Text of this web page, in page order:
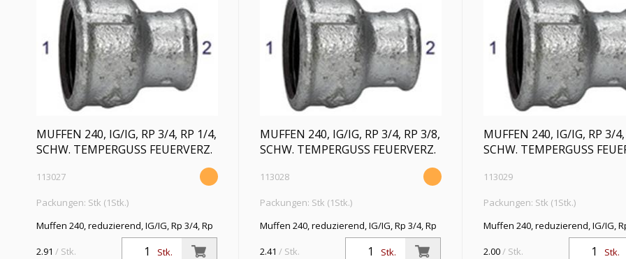
MUFFEN 240, IG/IG, RP 3/4, RP 1/4,
SCHW. TEMPERGUSS FEUERVERZ.
113027
Packungen: Stk (1Stk.)
Muffen 240, reduzierend, IG/IG, Rp 3/4, Rp
1/4, Betriebstemp. -20 °C bis 300 °C,
schwarzer Temperguss, feuerverzinkt, DIN
Stk.
2.91 / Stk.
MUFFEN 240, IG/IG, RP 3/4, RP 3/8,
SCHW. TEMPERGUSS FEUERVERZ.
113028
Packungen: Stk (1Stk.)
Muffen 240, reduzierend, IG/IG, Rp 3/4, Rp
3/8, Betriebstemp. -20 °C bis 300 °C,
schwarzer Temperguss, feuerverzinkt, DIN
Stk.
2.41 / Stk.
MUFFEN 240, IG/IG, RP 3/
SCHW. TEMPERGUSS
113029
Packungen: Stk (1Stk.)
Muffen 240, reduzierend, IG/IG,
1/2, Betriebstemp. -20 °C bis 300
schwarzer Temperguss,
Stk.
2.00/ Stk.